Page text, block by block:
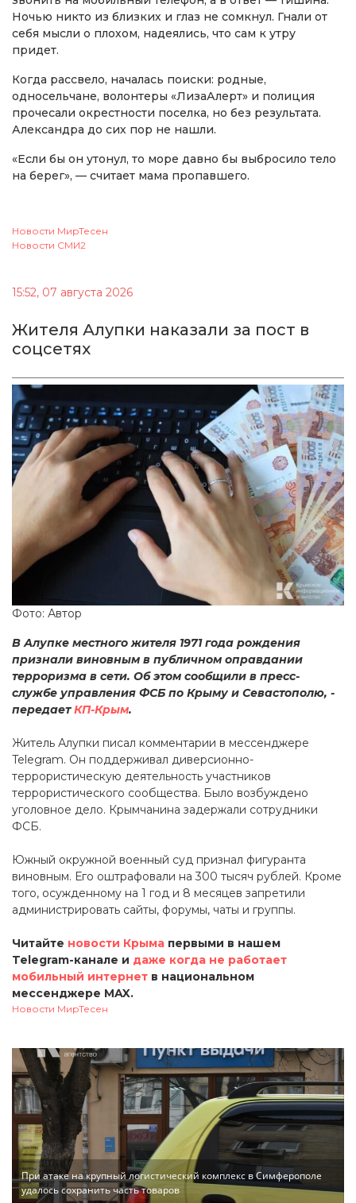
Ночью никто из близких и глаз не сомкнул. Гнали от
себя мысли о плохом, надеялись, что сам к утру
придет.
Когда рассвело, началась поиски: родные,
односельчане, волонтеры «ЛизаАлерт» и полиция
прочесали окрестности поселка, но без результата.
Александра до сих пор не нашли.
«Если бы он утонул, то море давно бы выбросило тело
на берег», — считает мама пропавшего.
Новости МирТесен
Новости СМИ2
15:52, 07 августа 2026
Жителя Алупки наказали за пост в
соцсетях
Фото: Автор
В Алупке местного жителя 1971 года рождения
признали виновным в публичном оправдании
терроризма в сети. Об этом сообщили в пресс-
службе управления ФСБ по Крыму и Севастополю, -
передаетКП-Крым.
Житель Алупки писал комментарии в мессенджере
Telegram. Он поддерживал диверсионно-
террористическую деятельность участников
террористического сообщества. Было возбуждено
уголовное дело. Крымчанина задержали сотрудники
ФСБ.
Южный окружной военный суд признал фигуранта
виновным. Его оштрафовали на 300 тысяч рублей. Кроме
того, осужденному на 1 год и 8 месяцев запретили
администрировать сайты, форумы, чаты и группы.
Читайте новости Крыма первыми в нашем
Telegram-канале и даже когда не работает
мобильный интернет в национальном
мессенджере MAX.
Новости МирТесен
При атаке на крупный логистический комплекс в Симферополе
удалось сохранить часть товаров